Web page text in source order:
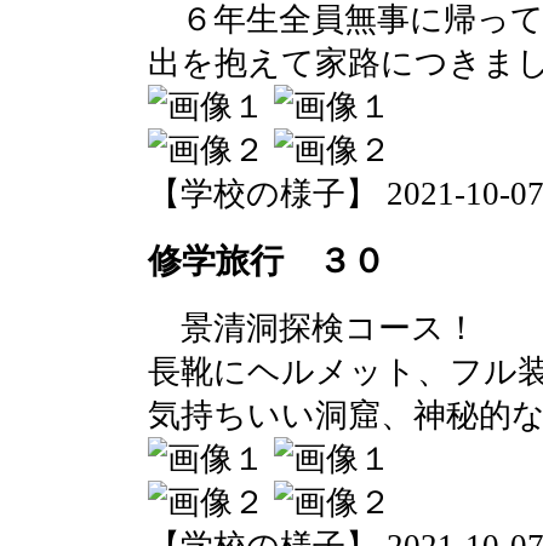
６年生全員無事に帰っ
出を抱えて家路につきま
【学校の様子】 2021-10-
修学旅行 ３０
景清洞探検コース！
長靴にヘルメット、フル
気持ちいい洞窟、神秘的